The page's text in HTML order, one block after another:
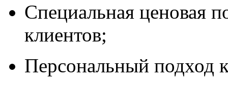
Специальная ценовая
клиентов;
Персональный подход